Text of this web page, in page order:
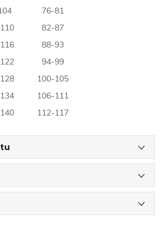
76-81
82-87
88-93
94-99
100-105
106-111
112-117